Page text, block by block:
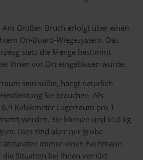
Am Großen Bruch erfolgt über einen
On-Board-Wiegesystem. Das
stets die Menge bestimmt
Ihnen vor Ort eingeblasen wurde.
sein sollte, hängt natürlich
Sie brauchen. Als
Kubikmeter Lagerraum pro 1
werden. Sie können und 650 kg
Dies sind aber nur grobe
anzuraten immer einen Fachmann
die Situation bei Ihnen vor Ort